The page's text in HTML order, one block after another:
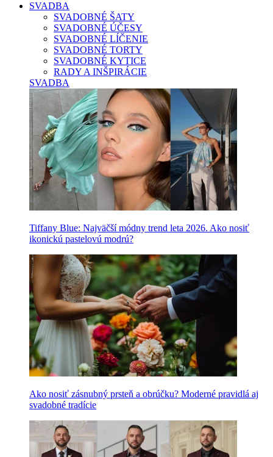
SVADBA
SVADOBNÉ ŠATY
SVADOBNÉ ÚČESY
SVADOBNÉ LÍČENIE
SVADOBNÉ TORTY
SVADOBNÉ KYTICE
RADY A INŠPIRÁCIE
SVADBA
Tiffany Blue: Najväčší módny trend leta 2026. Ako nosiť
ikonickú pastelovú modrú?
Ako nosiť zásnubný prsteň a obrúčku? Moderné pravidlá aj
svadobné tradície